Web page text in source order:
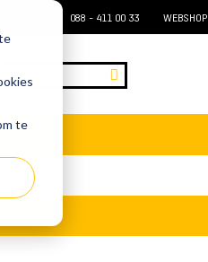
te
088 - 411 00 33 WEBSHOP